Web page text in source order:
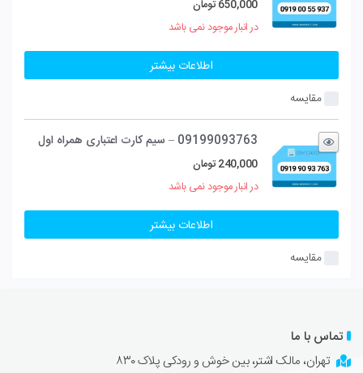
650,000 تومان
در انبار موجود نمی باشد
اطلاعات بیشتر
مقایسه
09199093763 – سیم کارت اعتباری همراه اول
240,000 تومان
در انبار موجود نمی باشد
اطلاعات بیشتر
مقایسه
تماس با ما
تهران، مالک اشتر، بین خوش و رودکی پلاک ۸۳۰